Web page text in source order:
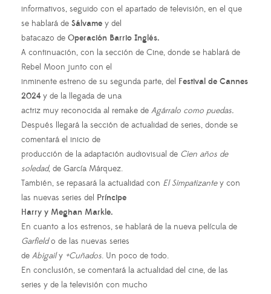
informativos, seguido con el apartado de televisión, en el que
se hablará de Sálvame y del
batacazo de Operación Barrio Inglés.
A continuación, con la sección de Cine, donde se hablará de
Rebel Moon junto con el
inminente estreno de su segunda parte, del Festival de Cannes
2024 y de la llegada de una
actriz muy reconocida al remake de Agárralo como puedas.
Después llegará la sección de actualidad de series, donde se
comentará el inicio de
producción de la adaptación audiovisual de Cien años de
soledad, de García Márquez.
También, se repasará la actualidad con El Simpatizantey con
las nuevas series del Príncipe
Harry y Meghan Markle.
En cuanto a los estrenos, se hablará de la nueva película de
Garfieldo de las nuevas series
de Abigaily +Cuñados. Un poco de todo.
En conclusión, se comentará la actualidad del cine, de las
series y de la televisión con mucho